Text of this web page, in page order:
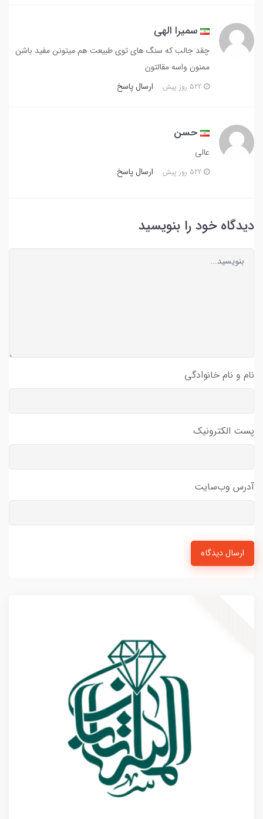
سمیرا الهی
چقد جالب که سنگ های توی طبیعت هم میتونن مفید باشن
ممنون واسه مقالتون
ارسال پاسخ
حسن
عالی
ارسال پاسخ
دیدگاه خود را بنویسید
نام و نام خانوادگی
پست الکترونیک
آدرس وب‌سایت
ارسال دیدگاه